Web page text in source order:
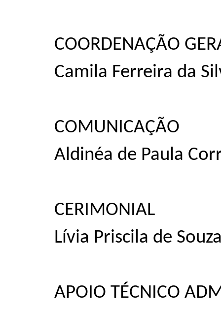
COORDENAÇÃO
Camila Ferreira da
COMUNICAÇÃO
Aldinéa de Paula
CERIMONIAL
Lívia Priscila de
APOIO TÉCNICO